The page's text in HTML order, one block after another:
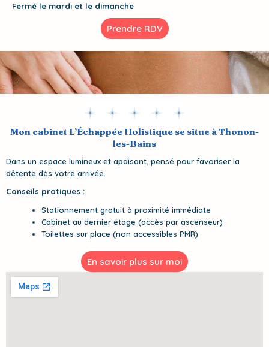
Fermé le mardi et le dimanche
Prendre RDV
Mon cabinet L’Échappée Holistique se situe à Thonon-
les-Bains
Dans un espace lumineux et apaisant, pensé pour favoriser la
détente dès votre arrivée.
Conseils pratiques :
Stationnement gratuit à proximité immédiate
Cabinet au dernier étage (accès par ascenseur)
Toilettes sur place (non accessibles PMR)
En savoir plus sur moi